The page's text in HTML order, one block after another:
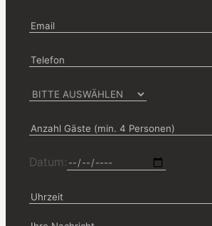
Datum: